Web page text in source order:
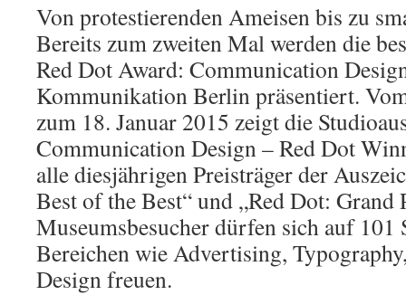
Von protestierenden Ameisen bis zu
Bereits zum zweiten Mal werden die
Red Dot Award: Communication
Kommunikation Berlin präsentiert.
zum 18. Januar 2015 zeigt die
Communication Design – Red Dot
alle diesjährigen Preisträger der
Best of the Best“ und „Red Dot: Grand
Museumsbesucher dürfen sich auf 101
Bereichen wie Advertising,
Design freuen.